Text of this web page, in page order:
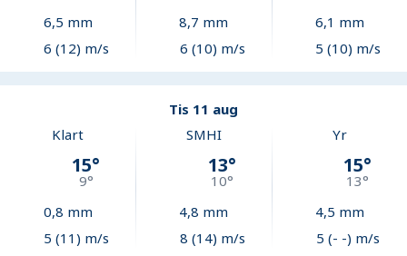
6,5 mm
6 (12) m/s
8,7 mm
6 (10) m/s
6,1 mm
5 (10) m/s
Tis 11 aug
Klart
15°
9°
0,8 mm
5 (11) m/s
SMHI
13°
10°
4,8 mm
8 (14) m/s
Yr
15°
13°
4,5 mm
5 (- -) m/s